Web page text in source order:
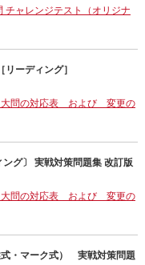
チャレンジテスト（オリジナ
ーディング］
大問の対応表 および 変更の
グ〕 実戦対策問題集 改訂版
大問の対応表 および 変更の
・マーク式） 実戦対策問題